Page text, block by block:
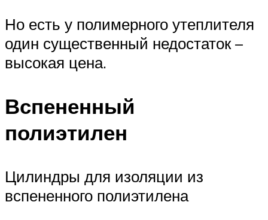
Но есть у полимерного утеплителя
один существенный недостаток –
высокая цена.
Вспененный
полиэтилен
Цилиндры для изоляции из
вспененного полиэтилена